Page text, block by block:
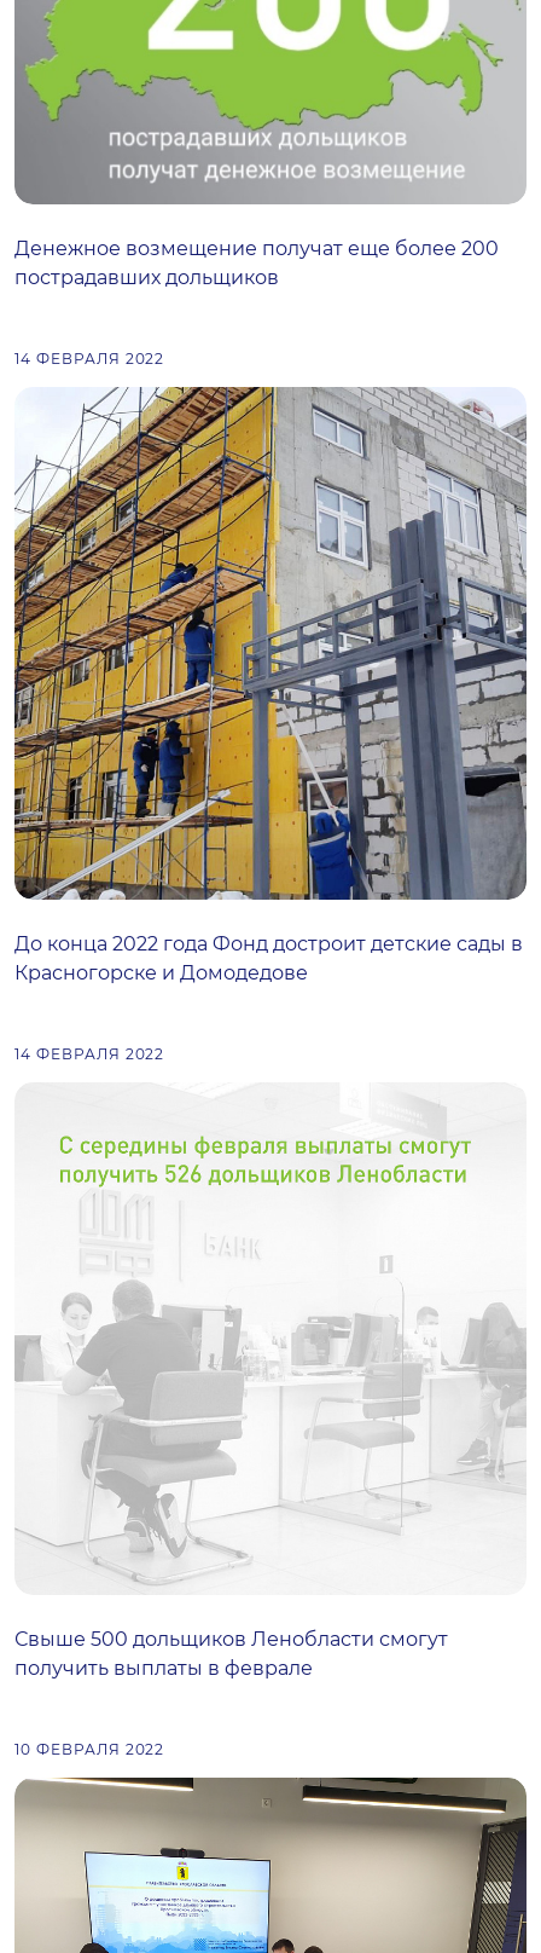
Денежное возмещение получат еще более 200
пострадавших дольщиков
14 ФЕВРАЛЯ 2022
До конца 2022 года Фонд достроит детские сады в
Красногорске и Домодедове
14 ФЕВРАЛЯ 2022
Свыше 500 дольщиков Ленобласти смогут
получить выплаты в феврале
10 ФЕВРАЛЯ 2022